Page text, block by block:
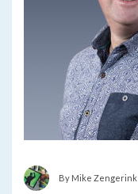
By Mike Zengerink